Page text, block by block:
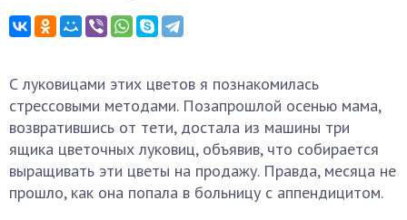
С луковицами этих цветов я познакомилась
стрессовыми методами. Позапрошлой осенью мама,
возвратившись от тети, достала из машины три
ящика цветочных луковиц, объявив, что собирается
выращивать эти цветы на продажу. Правда, месяца не
прошло, как она попала в больницу с аппендицитом.